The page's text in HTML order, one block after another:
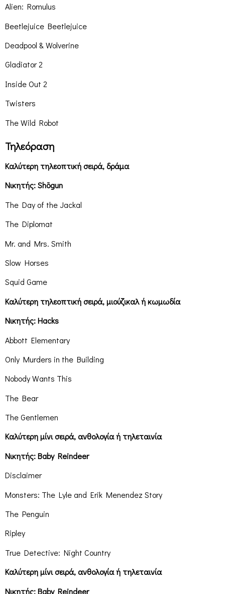
Alien: Romulus
Beetlejuice Beetlejuice
Deadpool & Wolverine
Gladiator 2
Inside Out 2
Twisters
The Wild Robot
Τηλεόραση
Καλύτερη τηλεοπτική σειρά, δράμα
Νικητής: Shōgun
The Day of the Jackal
The Diplomat
Mr. and Mrs. Smith
Slow Horses
Squid Game
Καλύτερη τηλεοπτική σειρά, μιούζικαλ ή κωμωδία
Νικητής: Hacks
Abbott Elementary
Only Murders in the Building
Nobody Wants This
The Bear
The Gentlemen
Καλύτερη μίνι σειρά, ανθολογία ή τηλεταινία
Νικητής: Baby Reindeer
Disclaimer
Monsters: The Lyle and Erik Menendez Story
The Penguin
Ripley
True Detective: Night Country
Καλύτερη μίνι σειρά, ανθολογία ή τηλεταινία
Νικητής: Baby Reindeer